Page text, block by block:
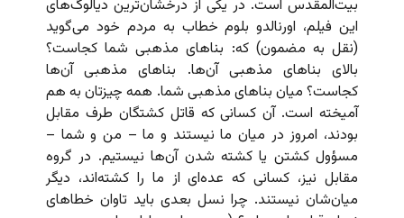
بیت‌المقدس است. در یکی از درخشان‌ترین دیالوگ‌های
این فیلم، اورنالدو بلوم خطاب به مردم خود می‌گوید
(نقل به مضمون) که: بناهای مذهبی شما کجاست؟
بالای بناهای مذهبی آن‌ها. بناهای مذهبی آن‌ها
کجاست؟ میان بناهای مذهبی شما. همه چیزتان به هم
آمیخته است. آن کسانی که قاتل کشتگان طرف مقابل
بودند، امروز در میان ما نیستند و ما – من و شما –
مسؤول کشتن یا کشته شدن آن‌ها نیستیم. در گروه
مقابل نیز، کسانی که عده‌ای از ما را کشته‌اند، دیگر
میان‌شان نیستند. چرا نسل بعدی باید تاوان خطاهای